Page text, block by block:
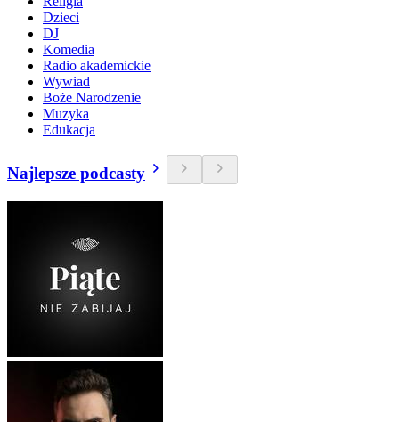
Dzieci
DJ
Komedia
Radio akademickie
Wywiad
Boże Narodzenie
Muzyka
Edukacja
Najlepsze podcasty